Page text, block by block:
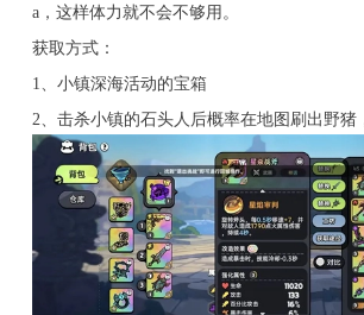
a，这样体力就不会不够用。
获取方式：
1、小镇深海活动的宝箱
2、击杀小镇的石头人后概率在地图刷出野猪